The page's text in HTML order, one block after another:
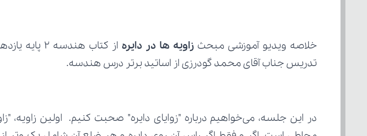
خلاصه ویدیو آموزشی مبحث زاویه ها در دایره
تدریس جناب آقای محمد گودرزی از اساتید برتر درس هندسه.